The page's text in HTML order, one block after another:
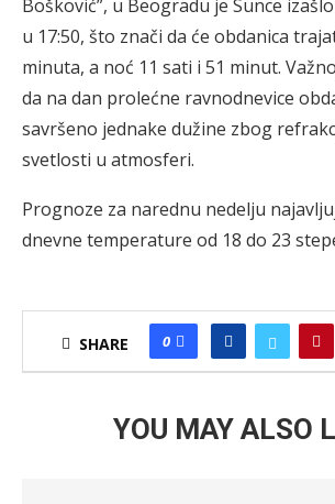
Bošković”, u Beogradu je Sunce
u 17:50, što znači da će obdanica
minuta, a noć 11 sati i 51 minut.
da na dan prolećne ravnodnevice
savršeno jednake dužine zbog
svetlosti u atmosferi.
Prognoze za narednu nedelju
dnevne temperature od 18 do 23
SHARE 0
YOU MAY ALSO